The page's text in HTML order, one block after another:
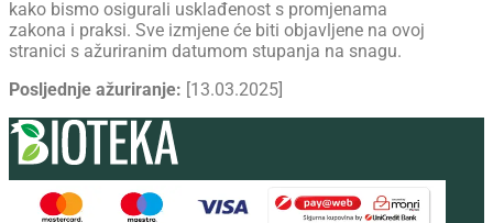
kako bismo osigurali usklađenost s promjenama
zakona i praksi. Sve izmjene će biti objavljene na ovoj
stranici s ažuriranim datumom stupanja na snagu.
Posljednje ažuriranje: [13.03.2025]